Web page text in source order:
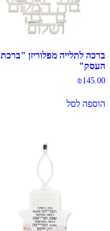
ברכה לתלייה מפלוריזן "ברכת
העסק"
₪145.00
הוספה לסל